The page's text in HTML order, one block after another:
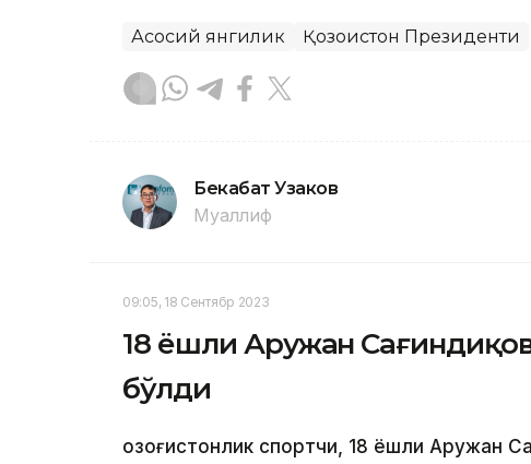
Асосий янгилик Қозоғистон Президенти
Бекабат Узаков
Муаллиф
09:05, 18 Сентябр 2023
18 ёшли Аружан
бўлди
Қозоғистонлик спортчи, 18 ёшли Аружан